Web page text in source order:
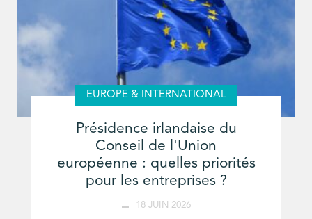
EUROPE & INTERNATIONAL
Présidence irlandaise du
Conseil de l'Union
européenne : quelles priorités
pour les entreprises ?
18 JUIN 2026